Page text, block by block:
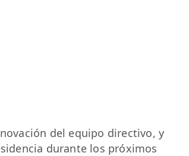
del equipo directivo, y
durante los próximos